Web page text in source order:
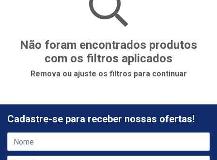
Não foram encontrados produtos
com os filtros aplicados
Remova ou ajuste os filtros para continuar
Cadastre-se para receber nossas ofertas!